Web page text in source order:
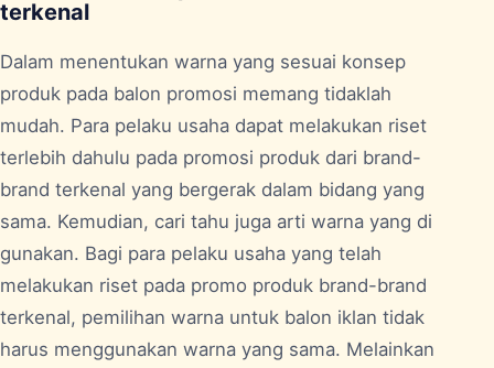
terkenal
Dalam menentukan warna yang sesuai konsep
produk pada balon promosi memang tidaklah
mudah. Para pelaku usaha dapat melakukan riset
terlebih dahulu pada promosi produk dari brand-
brand terkenal yang bergerak dalam bidang yang
sama. Kemudian, cari tahu juga arti warna yang di
gunakan. Bagi para pelaku usaha yang telah
melakukan riset pada promo produk brand-brand
terkenal, pemilihan warna untuk balon iklan tidak
harus menggunakan warna yang sama. Melainkan